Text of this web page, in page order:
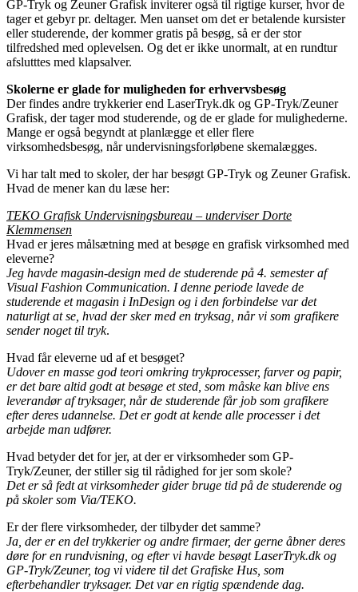
GP-Tryk og Zeuner Grafisk inviterer også til rigtige kurser, hvor de
tager et gebyr pr. deltager. Men uanset om det er betalende kursister
eller studerende, der kommer gratis på besøg, så er der stor
tilfredshed med oplevelsen. Og det er ikke unormalt, at en rundtur
afslutttes med klapsalver.
Skolerne er glade for muligheden for erhvervsbesøg
Der findes andre trykkerier end LaserTryk.dk og GP-Tryk/Zeuner
Grafisk, der tager mod studerende, og de er glade for mulighederne.
Mange er også begyndt at planlægge et eller flere
virksomhedsbesøg, når undervisningsforløbene skemalægges.
Vi har talt med to skoler, der har besøgt GP-Tryk og Zeuner Grafisk.
Hvad de mener kan du læse her:
TEKO Grafisk Undervisningsbureau – underviser Dorte
Klemmensen
Hvad er jeres målsætning med at besøge en grafisk virksomhed med
eleverne?
Jeg havde magasin-design med de studerende på 4. semester af
Visual Fashion Communication. I denne periode lavede de
studerende et magasin i InDesign og i den forbindelse var det
naturligt at se, hvad der sker med en tryksag, når vi som grafikere
sender noget til tryk.
Hvad får eleverne ud af et besøget?
Udover en masse god teori omkring trykprocesser, farver og papir,
er det bare altid godt at besøge et sted, som måske kan blive ens
leverandør af tryksager, når de studerende får job som grafikere
efter deres udannelse. Det er godt at kende alle processer i det
arbejde man udfører.
Hvad betyder det for jer, at der er virksomheder som GP-
Tryk/Zeuner, der stiller sig til rådighed for jer som skole?
Det er så fedt at virksomheder gider bruge tid på de studerende og
på skoler som Via/TEKO.
Er der flere virksomheder, der tilbyder det samme?
Ja, der er en del trykkerier og andre firmaer, der gerne åbner deres
døre for en rundvisning, og efter vi havde besøgt LaserTryk.dk og
GP-Tryk/Zeuner, tog vi videre til det Grafiske Hus, som
efterbehandler tryksager. Det var en rigtig spændende dag.